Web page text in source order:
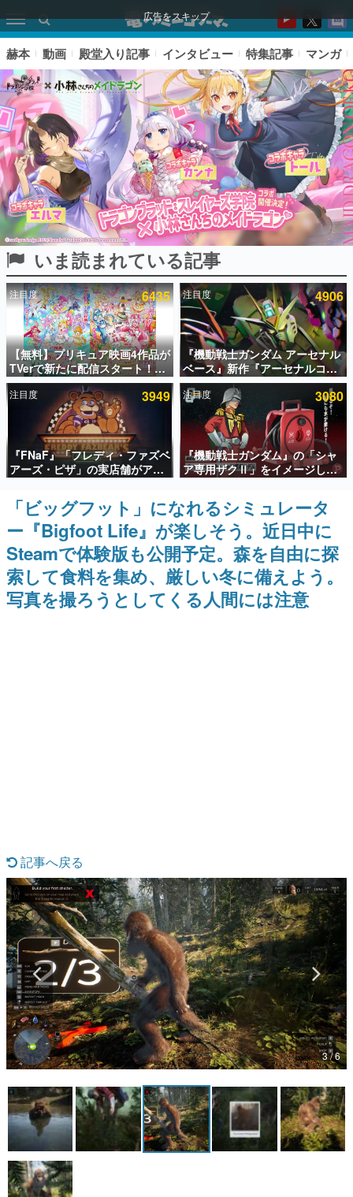
広告をスキップ
ピックアップ
電ファミのいま読まれている記事ランキング
アプリセール情報
インタビュー
連載・特集一覧
殿堂入り記事
SNS拡散数が数千以上！ ページビュー数万以上！ などな
ど。多くの人々に読まれた、電ファミ渾身の“殿堂入り”記
事をまとめました。
ゲームの企画書
名作ゲームクリエイターの方々に製作時のエピソードをお
聞きし、ヒットする企画（ゲーム）とは何か？を探ってい
きます。
赫本
この物語を解いてはいけない。『赫本』は、〈試験問題〉
の形をした短編ホラー小説集です。
なんでゲームは面白い？
ゲーム開発者・hamatsu氏がゲームの魅力を画面や操作の
具体的な形から解き明かしていく、硬派で骨太な評論連載
です。
ゲームが変えた日本語
「経験値」「裏技」「ラスボス」… ゲームにまつわる言葉
の起源や用法の変遷を、コンピューター文化史研究家・タ
イニーP氏が徹底調査。
カテゴリ
特集記事
マンガ
女性向け
アプリレビュー
その他
赫本 動画 殿堂入り記事 インタビュー 特集記事 マンガ
いま読まれている記事
注目度 6435
【無料】プリキュア映画4作品が
TVerで新たに配信スタート！な
んと2018年～2024年の映画ほぼ
すべてが見放題に、ぶっちゃけ
ありえないラインナップ
注目度 4906
『機動戦士ガンダム アーセナル
ベース』新作『アーセナルコマ
ンダー』発表！8月28日からオ
ープンベータテスト開催、2027
年2月下旬に稼働予定
注目度 3949
『FNaF』「フレディ・ファズベ
アーズ・ピザ」の実店舗がアメ
リカの商業施設「American
Dream」に2027年オープン！
ScottGamesとの共同開発、食
事だけでなくステージショーや
没入型のホラー体験も楽しめる
注目度 3080
『機動戦士ガンダム』の「シャ
ア専用ザクⅡ」をイメージした
散水ホースリールが予約開始。
本体にはシャアのパーソナルマ
ークやジオン公国軍のエンブレ
ム、型式番号などを配置
「ビッグフット」になれるシミュレータ
ー『Bigfoot Life』が楽しそう。近日中に
Steamで体験版も公開予定。森を自由に探
索して食料を集め、厳しい冬に備えよう。
写真を撮ろうとしてくる人間には注意
記事へ戻る
3 / 6